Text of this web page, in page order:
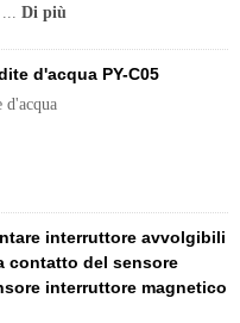
... Di più
d'acqua PY-C05
d'acqua
interruttore avvolgibili
contatto del sensore
interruttore magnetico